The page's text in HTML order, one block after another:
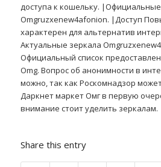
доступа к кошельку. |Официальные
Omgruzxenew4afonion. |Доступ
характерен для альтернатив
Актуальные зеркала
Официальный список
Omg. Вопрос об анонимности в
можно, так как Роскомнадзор
Даркнет маркет Омг в первую
внимание стоит уделить зеркалам.
Share this entry